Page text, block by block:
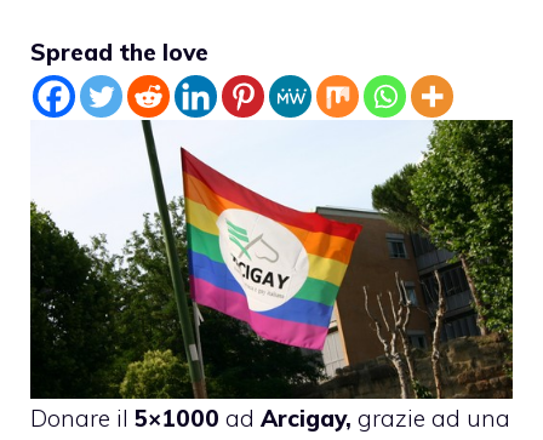
Spread the love
Donare il 5×1000 ad Arcigay, grazie ad una